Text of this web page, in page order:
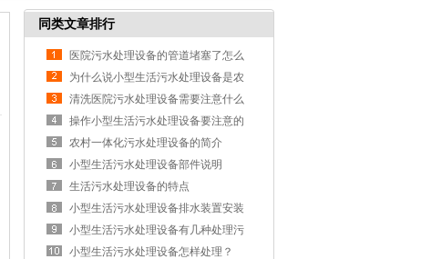
同类文章排行
医院污水处理设备的管道堵塞了怎么
办？
为什么说小型生活污水处理设备是农
村环境的守护者
清洗医院污水处理设备需要注意什么
呢?
操作小型生活污水处理设备要注意的
问题
农村一体化污水处理设备的简介
小型生活污水处理设备部件说明
生活污水处理设备的特点
小型生活污水处理设备排水装置安装
要注意的事项
小型生活污水处理设备有几种处理污
水的办法
小型生活污水处理设备怎样处理？